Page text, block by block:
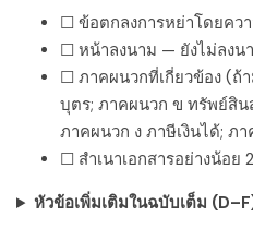
☐ ข้อตกลงการหย่าโดยคว
☐ หน้าลงนาม — ยังไม่ลงน
☐ ภาคผนวกที่เกี่ยวข้อง (ถ้
บุตร; ภาคผนวก ข ทรัพย์สิ
ภาคผนวก ง ภาษีเงินได้; ภ
☐ สำเนาเอกสารอย่างน้อย
หัวข้อเพิ่มเติมในฉบับเต็ม